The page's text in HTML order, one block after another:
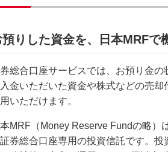
りした資金を、日本MRFで
総合口座サービスでは、お預り金の
金いただいた資金や株式などの売
いただけます。
MRF（Money Reserve Fundの略）
券総合口座専用の投資信託です。